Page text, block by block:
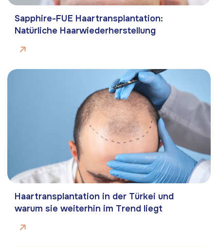
Sapphire-FUE Haartransplantation:
Natürliche Haarwiederherstellung
Haartransplantation in der Türkei und
warum sie weiterhin im Trend liegt